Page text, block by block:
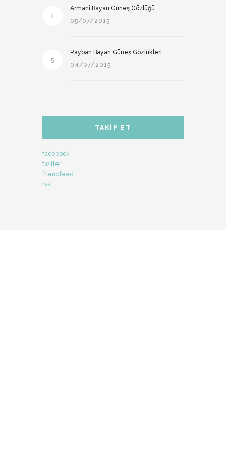
4
Armani Bayan Güneş Gözlüğü
05/07/2015
5
Rayban Bayan Güneş Gözlükleri
04/07/2015
TAKIP ET
facebook
twitter
friendfeed
rss